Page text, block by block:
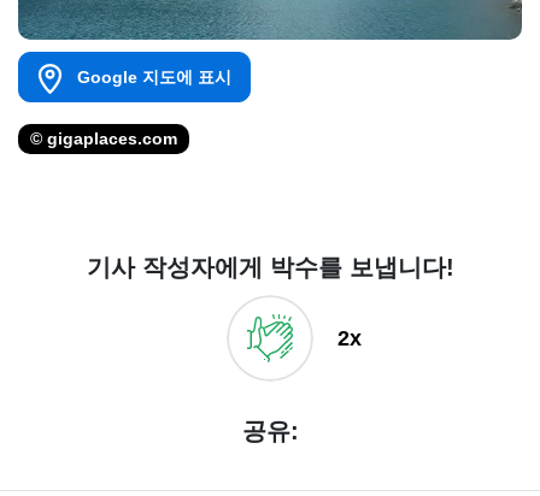
Google 지도에 표시
© gigaplaces.com
기사 작성자에게 박수를 보냅니다!
2x
공유: